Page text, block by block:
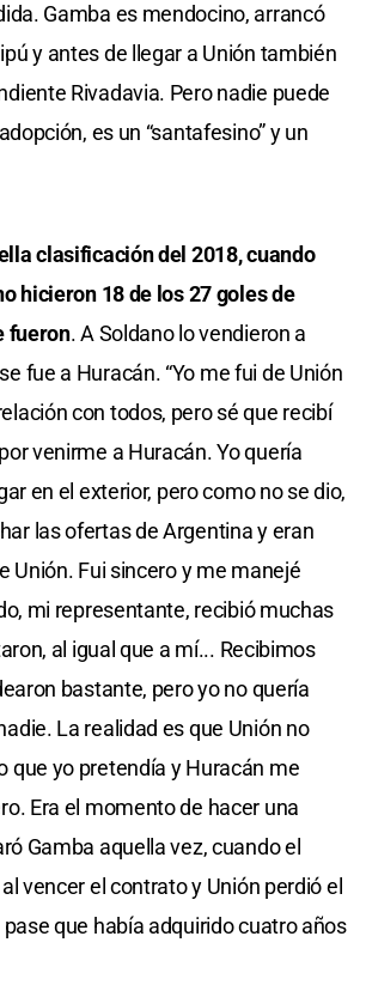
Gamba es mendocino, arrancó
y antes de llegar a Unión también
Rivadavia. Pero nadie puede
es un “santafesino” y un
clasificación del 2018, cuando
hicieron 18 de los 27 goles de
fueron. A Soldano lo vendieron a
fue a Huracán. “Yo me fui de Unión
con todos, pero sé que recibí
venirme a Huracán. Yo quería
en el exterior, pero como no se dio,
las ofertas de Argentina y eran
Unión. Fui sincero y me manejé
mi representante, recibió muchas
al igual que a mí... Recibimos
bastante, pero yo no quería
La realidad es que Unión no
que yo pretendía y Huracán me
Era el momento de hacer una
Gamba aquella vez, cuando el
vencer el contrato y Unión perdió el
que había adquirido cuatro años